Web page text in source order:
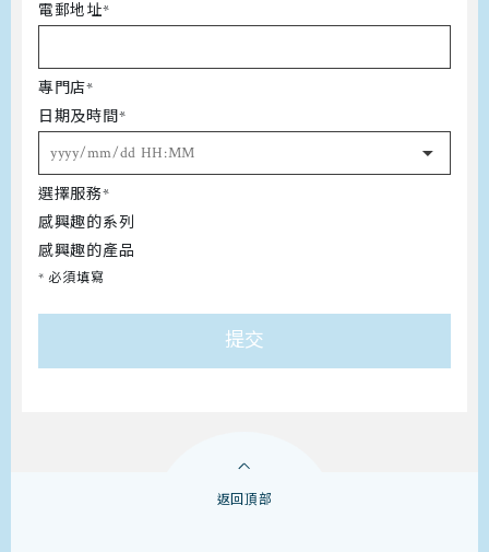
電郵地址*
專門店*
日期及時間*
選擇服務*
感興趣的系列
感興趣的產品
* 必須填寫
提交
返回頂部